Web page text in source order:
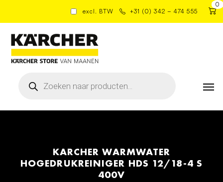
excl. BTW +31 (0) 342 – 474 555
0
zoeken
KARCHER WARMWATER
HOGEDRUKREINIGER HDS 12/18-4 S
400V